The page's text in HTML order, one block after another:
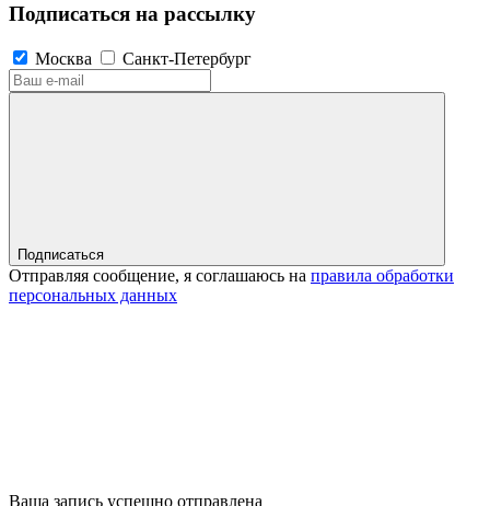
Подписаться на рассылку
Москва Санкт-Петербург
Подписаться
Отправляя сообщение, я соглашаюсь на правила обработки
персональных данных
Ваша запись успешно отправлена